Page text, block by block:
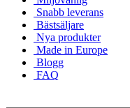
Snabb leverans
Bästsäljare
Nya produkter
Made in Europe
Blogg
FAQ